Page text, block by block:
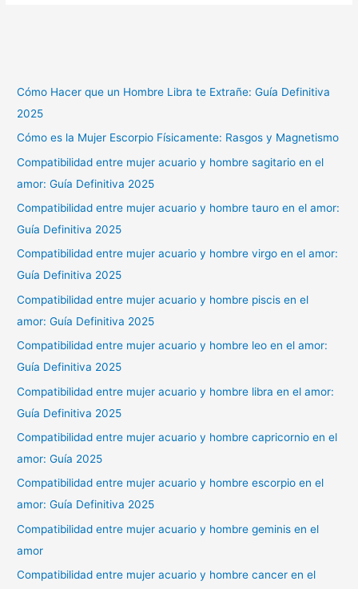
Cómo Hacer que un Hombre Libra te Extrañe: Guía Definitiva
2025
Cómo es la Mujer Escorpio Físicamente: Rasgos y Magnetismo
Compatibilidad entre mujer acuario y hombre sagitario en el
amor: Guía Definitiva 2025
Compatibilidad entre mujer acuario y hombre tauro en el amor:
Guía Definitiva 2025
Compatibilidad entre mujer acuario y hombre virgo en el amor:
Guía Definitiva 2025
Compatibilidad entre mujer acuario y hombre piscis en el
amor: Guía Definitiva 2025
Compatibilidad entre mujer acuario y hombre leo en el amor:
Guía Definitiva 2025
Compatibilidad entre mujer acuario y hombre libra en el amor:
Guía Definitiva 2025
Compatibilidad entre mujer acuario y hombre capricornio en el
amor: Guía 2025
Compatibilidad entre mujer acuario y hombre escorpio en el
amor: Guía Definitiva 2025
Compatibilidad entre mujer acuario y hombre geminis en el
amor
Compatibilidad entre mujer acuario y hombre cancer en el